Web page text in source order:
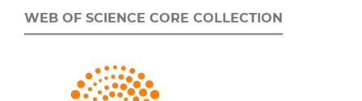
WEB OF SCIENCE CORE COLLECTION